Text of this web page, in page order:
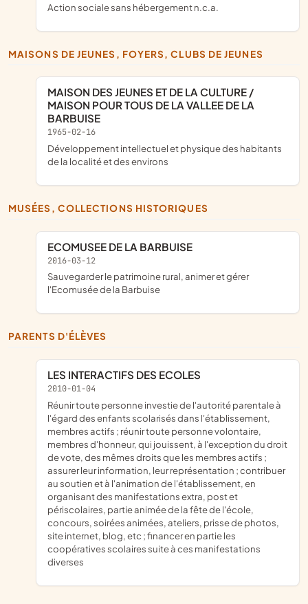
Action sociale sans hébergement n.c.a.
MAISONS DE JEUNES, FOYERS, CLUBS DE JEUNES
MAISON DES JEUNES ET DE LA CULTURE /
MAISON POUR TOUS DE LA VALLEE DE LA
BARBUISE
1965-02-16
développement intellectuel et physique des habitants
de la localité et des environs
MUSÉES, COLLECTIONS HISTORIQUES
ECOMUSEE DE LA BARBUISE
2016-03-12
sauvegarder le patrimoine rural, animer et gérer
l'Ecomusée de la Barbuise
PARENTS D'ÉLÈVES
LES INTERACTIFS DES ECOLES
2010-01-04
réunir toute personne investie de l'autorité parentale à
l'égard des enfants scolarisés dans l'établissement,
membres actifs ; réunir toute personne volontaire,
membres d'honneur, qui jouissent, à l'exception du droit
de vote, des mêmes droits que les membres actifs ;
assurer leur information, leur représentation ; contribuer
au soutien et à l'animation de l'établissement, en
organisant des manifestations extra, post et
périscolaires, partie animée de la fête de l'école,
concours, soirées animées, ateliers, prisse de photos,
site internet, blog, etc ; financer en partie les
coopératives scolaires suite à ces manifestations
diverses